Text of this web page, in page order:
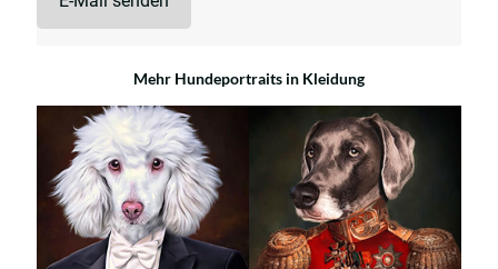
Mehr Hundeportraits in Kleidung